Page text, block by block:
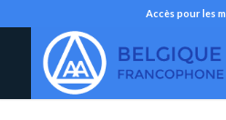
Accès pour les